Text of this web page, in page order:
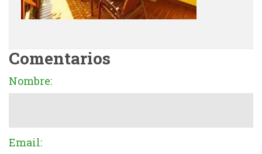
Comentarios
Nombre:
Email: